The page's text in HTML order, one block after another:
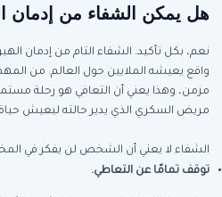
هل يمكن الشفاء من إدمان
نعم، بكل تأكيد. الشفاء التام من إدمان
واقع يعيشه الملايين حول العالم. من
مزمن، وهذا يعني أن التعافي هو رحلة
مريض السكري الذي يدير حالته ليعيش
الشفاء لا يعني أن الشخص لن يفكر في
توقف تمامًا عن التعاطي.